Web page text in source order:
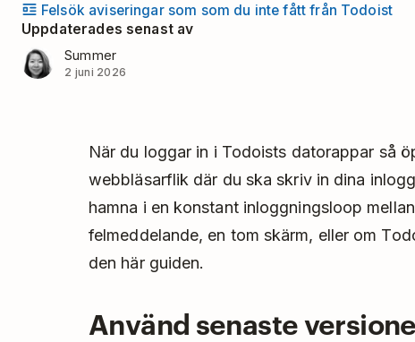
Felsök aviseringar som som du inte fått från Todoist
Uppdaterades senast av
Summer
2 juni 2026
När du loggar in i Todoists datorappar så
webbläsarflik där du ska skriv in dina
hamna i en konstant inloggningsloop
felmeddelande, en tom skärm, eller om
den här guiden.
Använd senaste